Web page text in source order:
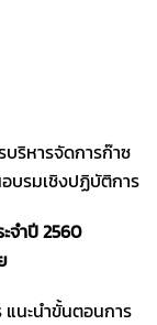
บริหารจัดการก๊าซ
บรมเชิงปฏิบัติการ
จำปี 2560
นะนำขั้นตอนการ